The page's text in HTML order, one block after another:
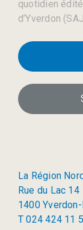
quotidien
d’Yverdon
La Région
Rue du Lac 14
1400
T 024 424 11